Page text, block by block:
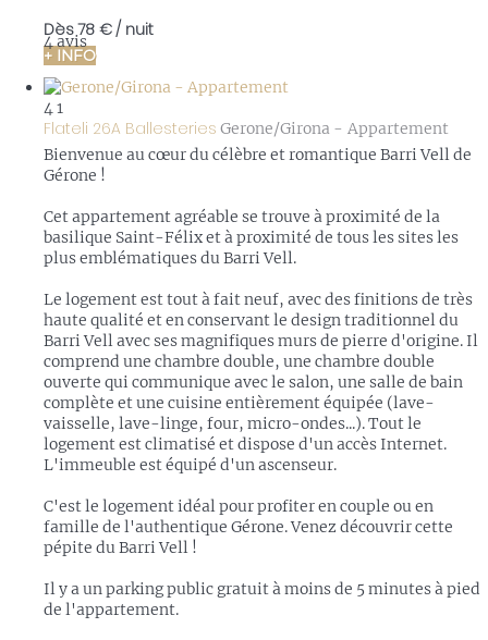
4 avis
Dès78 €/ nuit
+ INFO
41
Flateli 26A Ballesteries Gerone/Girona - Appartement
Bienvenue au cœur du célèbre et romantique Barri Vell de
Gérone !
Cet appartement agréable se trouve à proximité de la
basilique Saint-Félix et à proximité de tous les sites les
plus emblématiques du Barri Vell.
Le logement est tout à fait neuf, avec des finitions de très
haute qualité et en conservant le design traditionnel du
Barri Vell avec ses magnifiques murs de pierre d'origine. Il
comprend une chambre double, une chambre double
ouverte qui communique avec le salon, une salle de bain
complète et une cuisine entièrement équipée (lave-
vaisselle, lave-linge, four, micro-ondes...). Tout le
logement est climatisé et dispose d'un accès Internet.
L'immeuble est équipé d'un ascenseur.
C'est le logement idéal pour profiter en couple ou en
famille de l'authentique Gérone. Venez découvrir cette
pépite du Barri Vell !
Il y a un parking public gratuit à moins de 5 minutes à pied
de l'appartement.